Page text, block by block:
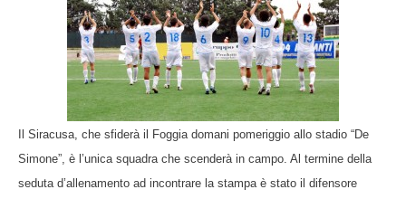
Il Siracusa, che sfiderà il Foggia domani pomeriggio allo stadio “De
Simone”, è l’unica squadra che scenderà in campo. Al termine della
seduta d’allenamento ad incontrare la stampa è stato il difensore